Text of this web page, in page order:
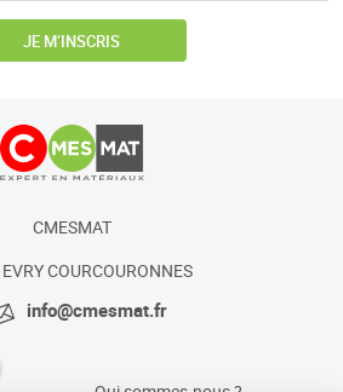
JE M’INSCRIS
CMESMAT
COURCOURONNES
info@cmesmat.fr